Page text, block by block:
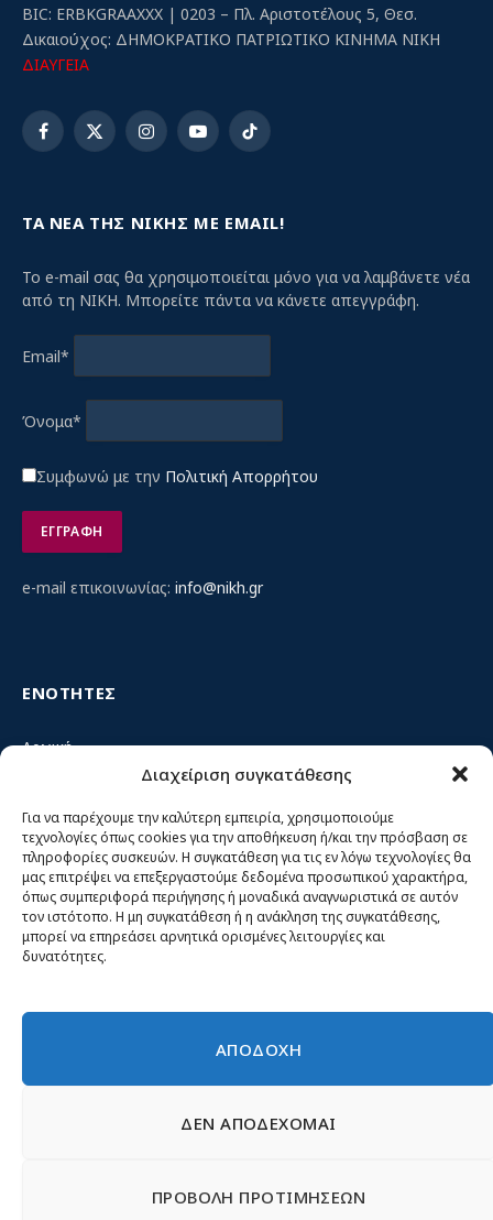
Διαχείριση συγκατάθεσης
Για να παρέχουμε την καλύτερη εμπειρία, χρησιμοποιούμε
τεχνολογίες όπως cookies για την αποθήκευση ή/και την πρόσβαση σε
πληροφορίες συσκευών. Η συγκατάθεση για τις εν λόγω τεχνολογίες θα
μας επιτρέψει να επεξεργαστούμε δεδομένα προσωπικού χαρακτήρα,
όπως συμπεριφορά περιήγησης ή μοναδικά αναγνωριστικά σε αυτόν
τον ιστότοπο. Η μη συγκατάθεση ή η ανάκληση της συγκατάθεσης,
μπορεί να επηρεάσει αρνητικά ορισμένες λειτουργίες και
δυνατότητες.
ΑΠΟΔΟΧΗ
ΔΕΝ ΑΠΟΔΕΧΟΜΑΙ
ΠΡΟΒΟΛΗ ΠΡΟΤΙΜΗΣΕΩΝ
BIC: ERBKGRAAXXX | 0203 – Πλ. Αριστοτέλους 5, Θεσ.
Δικαιούχος: ΔΗΜΟΚΡΑΤΙΚΟ ΠΑΤΡΙΩΤΙΚΟ ΚΙΝΗΜΑ ΝΙΚΗ
ΔΙΑΥΓΕΙΑ
Facebook
X
InstagramYouTubeTikTok
ΤΑ ΝΕΑ ΤΗΣ ΝΙΚΗΣ ΜΕ EMAIL!
Το e-mail σας θα χρησιμοποιείται μόνο για να λαμβάνετε νέα
από τη ΝΙΚΗ. Μπορείτε πάντα να κάνετε απεγγράφη.
Email*
Όνομα*
Συμφωνώ με την Πολιτική Απορρήτου
e-mail επικοινωνίας: info@nikh.gr
ΕΝΟΤΗΤΕΣ
Αρχική
Κίνημα ΝΙΚΗ – Ποιοι είμαστε, αρχές & δράση
Θέσεις
Πρόσωπα
Όργανα και ομάδες
Βίντεο
Δελτία Τύπου
© 2026 Νίκη
Έντυπα
Εγγραφή μέλους
Γίνε φίλος